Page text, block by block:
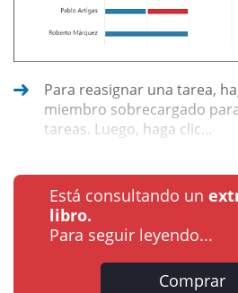
Para reasignar una tarea,
miembro sobrecargado
tareas. Luego, haga clic...
Está consultando un
libro.
Para seguir leyendo...
Comprar